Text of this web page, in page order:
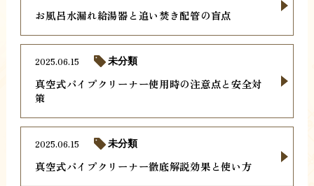
お風呂水漏れ給湯器と追い焚き配管の盲点
真空式パイプクリーナー使用時の注意点と安全対
策
2025.06.15 未分類
真空式パイプクリーナー徹底解説効果と使い方
2025.06.15 未分類